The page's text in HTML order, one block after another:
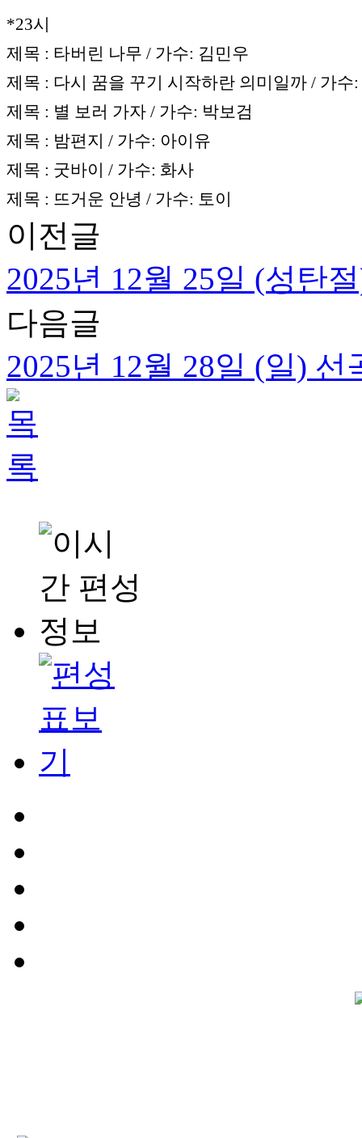
*23시
제목 : 타버린 나무 / 가수: 김민우
제목 : 다시 꿈을 꾸기 시작하란 의미일까 / 가수
제목 : 별 보러 가자 / 가수: 박보검
제목 : 밤편지 / 가수: 아이유
제목 : 굿바이 / 가수: 화사
제목 : 뜨거운 안녕 / 가수: 토이
이전글
2025년 12월 25일 (성탄
다음글
2025년 12월 28일 (일) 선